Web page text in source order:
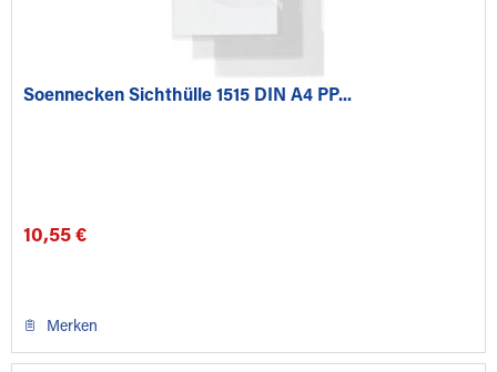
Soennecken Sichthülle 1515 DIN A4 PP...
10,55 €
Merken